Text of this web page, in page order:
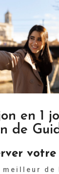
en 1
de
meilleur de